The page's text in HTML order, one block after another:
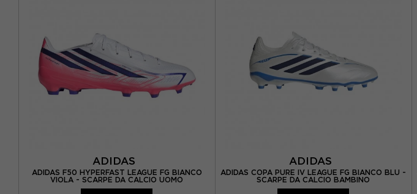
EUR 34 / UK 2
EUR 36 / UK 3,5
EUR 36 2/3 / UK 4
EUR 41 1/3 / UK 7,5
EUR 42 2/3 / UK 8,5
EUR 43 1/3 / UK 9 EUR 44 / UK 9,5
ADIDAS
ADIDAS F50 HYPERFAST LEAGUE FG BIANCO
VIOLA - SCARPE DA CALCIO UOMO
ADIDAS
ADIDAS COPA PURE IV LEAGUE FG BIANCO BLU -
SCARPE DA CALCIO BAMBINO